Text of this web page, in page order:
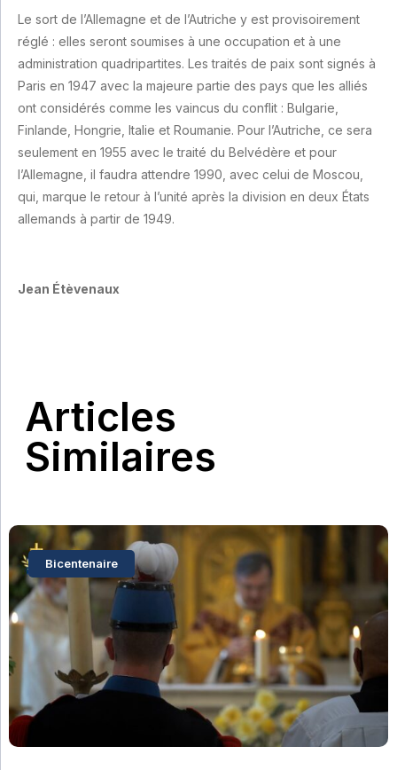
Le sort de l’Allemagne et de l’Autriche y est provisoirement
réglé : elles seront soumises à une occupation et à une
administration quadripartites. Les traités de paix sont signés à
Paris en 1947 avec la majeure partie des pays que les alliés
ont considérés comme les vaincus du conflit : Bulgarie,
Finlande, Hongrie, Italie et Roumanie. Pour l’Autriche, ce sera
seulement en 1955 avec le traité du Belvédère et pour
l’Allemagne, il faudra attendre 1990, avec celui de Moscou,
qui, marque le retour à l’unité après la division en deux États
allemands à partir de 1949.
Jean Étèvenaux
Articles
Similaires
Bicentenaire